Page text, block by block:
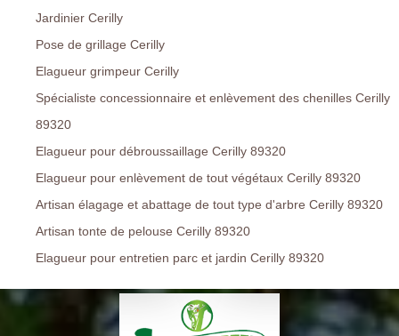
Jardinier Cerilly
Pose de grillage Cerilly
Elagueur grimpeur Cerilly
Spécialiste concessionnaire et enlèvement des chenilles Cerilly
89320
Elagueur pour débroussaillage Cerilly 89320
Elagueur pour enlèvement de tout végétaux Cerilly 89320
Artisan élagage et abattage de tout type d'arbre Cerilly 89320
Artisan tonte de pelouse Cerilly 89320
Elagueur pour entretien parc et jardin Cerilly 89320